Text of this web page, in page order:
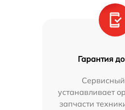
Гарантия
устанавливает
запчасти